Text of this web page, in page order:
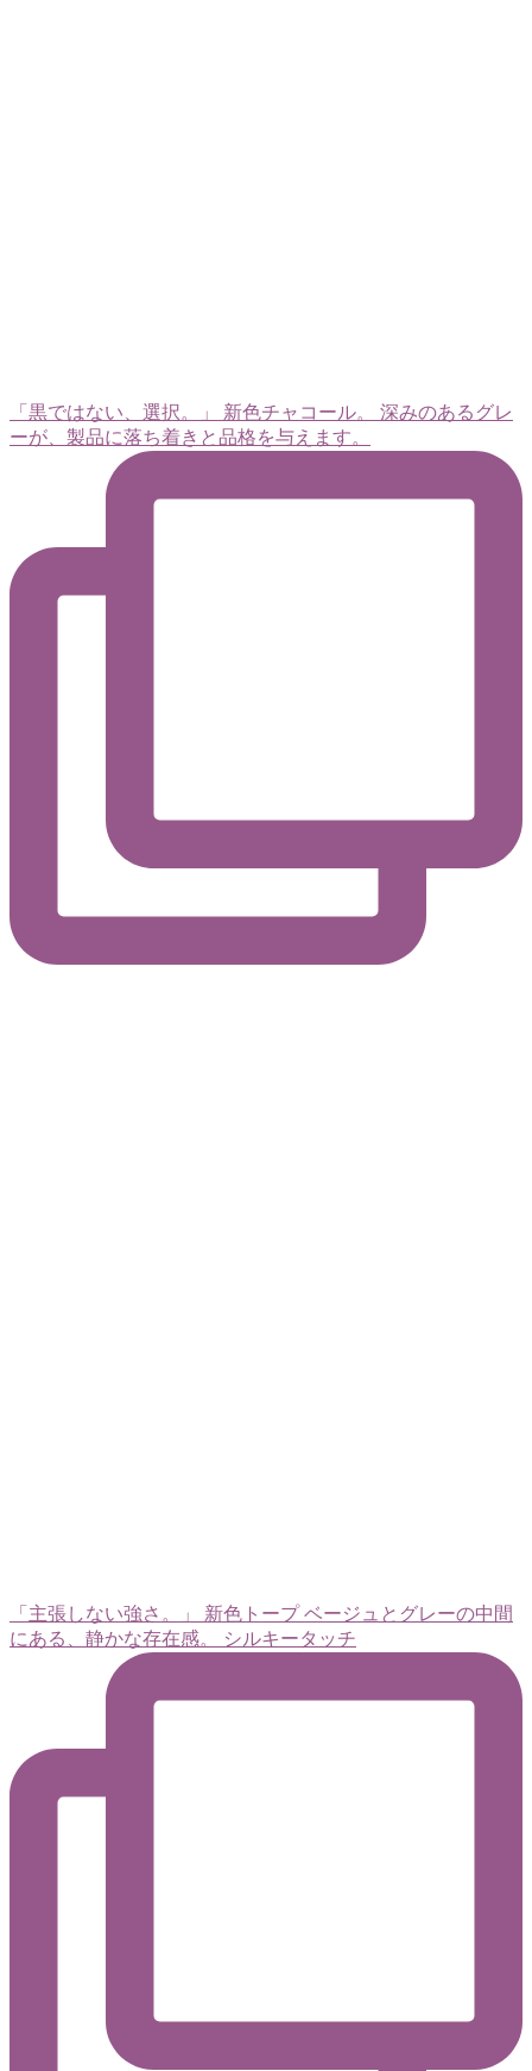
「黒ではない、選択。」 新色チャコール。 深みのあるグレ
ーが、製品に落ち着きと品格を与えます。
「主張しない強さ。」 新色トープ ベージュとグレーの中間
にある、静かな存在感。 シルキータッチ